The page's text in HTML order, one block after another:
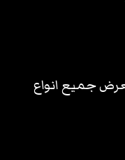
جميع انواع